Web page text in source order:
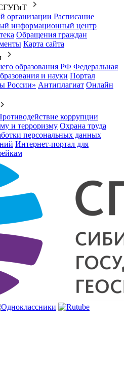
организации Расписание
информационный центр
Обращения граждан
Карта сайта
образования РФ Федеральная
и науки Портал
России» Антиплагиат Онлайн
коррупции
и терроризму Охрана труда
персональных данных
Интернет-портал для